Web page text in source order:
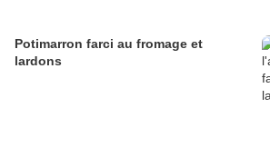
Potimarron farci au fromage et
lardons